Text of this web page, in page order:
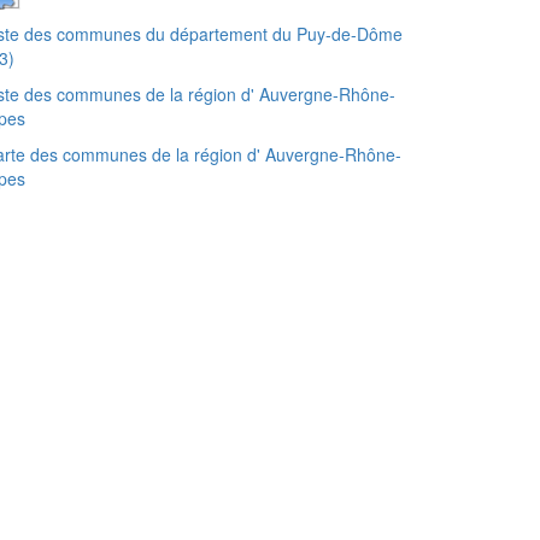
des communes du département du Puy-de-Dôme
des communes de la région d' Auvergne-Rhône-
des communes de la région d' Auvergne-Rhône-